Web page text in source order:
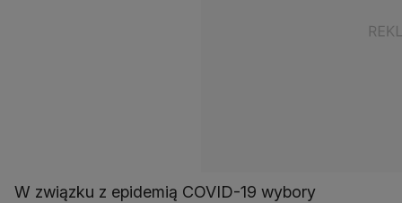
W związku z epidemią COVID-19 wybory